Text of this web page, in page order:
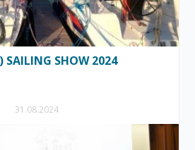
SAILING SHOW 2024
31.08.2024